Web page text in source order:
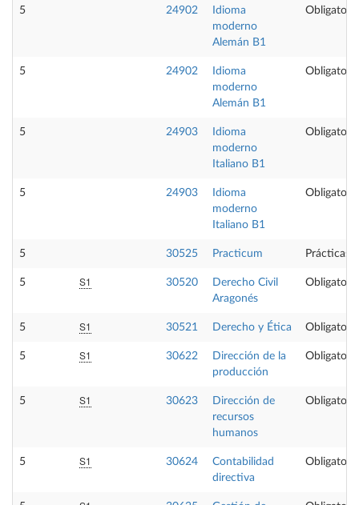
5 24902
Idioma
moderno
Alemán B1
Obligatoria
5 24902
Idioma
moderno
Alemán B1
Obligatoria
5 24903
Idioma
moderno
Italiano B1
Obligatoria
5 24903
Idioma
moderno
Italiano B1
Obligatoria
5 30525 Practicum Prácticas
5 S1 30520
Derecho Civil
Aragonés
Obligatoria
5 S1 30521 Derecho y Ética Obligatoria
5 S1 30622
Dirección de la
producción
Obligatoria
5 S1 30623
Dirección de
recursos
humanos
Obligatoria
5 S1 30624
Contabilidad
directiva
Obligatoria